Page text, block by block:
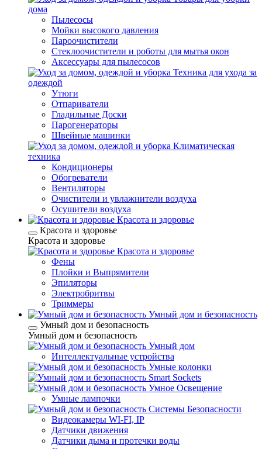
дома
Пылесосы
Мойки высокого давления
Пароочистители
Стеклоочистители и роботы для мытья окон
Аксессуары для пылесосов
Техника для ухода за
одеждой
Утюги
Отпариватели
Гладильные Доски
Парогенераторы
Швейные машинки
Климатическая
техника
Кондиционеры
Обогреватели
Вентиляторы
Очистители и увлажнители воздуха
Осушители воздуха
Красота и здоровье
Красота и здоровье
Красота и здоровье
Красота и здоровье
Фены
Плойки и Выпрямители
Эпиляторы
Электробритвы
Триммеры
Умный дом и безопасность
Умный дом и безопасность
Умный дом и безопасность
Умный дом
Интеллектуальные устройства
Умные колонки
Smart Sockets
Умное Освещение
Умные лампочки
Системы Безопасности
Видеокамеры WI-FI, IP
Датчики движения
Датчики дыма и протечки воды